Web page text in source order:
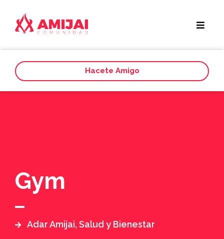
Hacete Amigo
Gym
Adar Amijai, Salud y Bienestar